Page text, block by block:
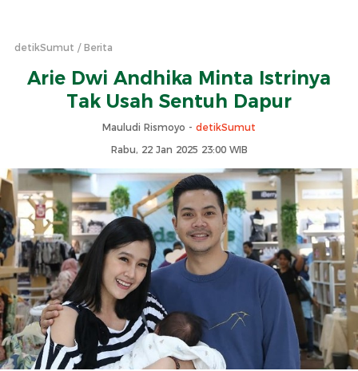
detikSumut Berita
Arie Dwi Andhika Minta Istrinya
Tak Usah Sentuh Dapur
Mauludi Rismoyo - detikSumut
Rabu, 22 Jan 2025 23:00 WIB